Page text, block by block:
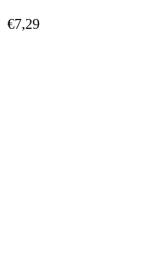
€7,29